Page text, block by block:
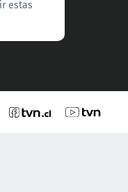
estas